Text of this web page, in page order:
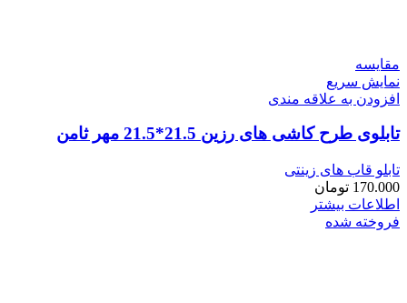
مقايسه
نمایش سریع
افزودن به علاقه مندی
تابلوی طرح کاشی های رزین 21.5*21.5 مهر ثامن
تابلو قاب های زینتی
170.000 تومان
اطلاعات بیشتر
فروخته شده